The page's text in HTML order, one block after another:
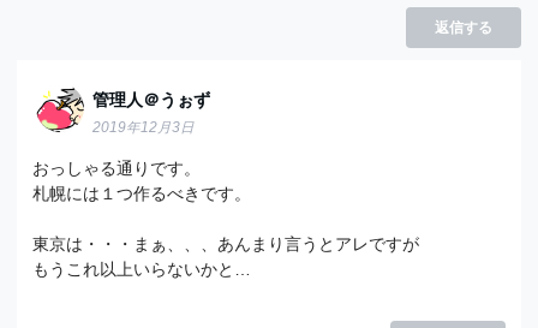
返信する
管理人＠うぉず
2019年12月3日
おっしゃる通りです。
札幌には１つ作るべきです。
東京は・・・まぁ、、、あんまり言うとアレですが
もうこれ以上いらないかと…